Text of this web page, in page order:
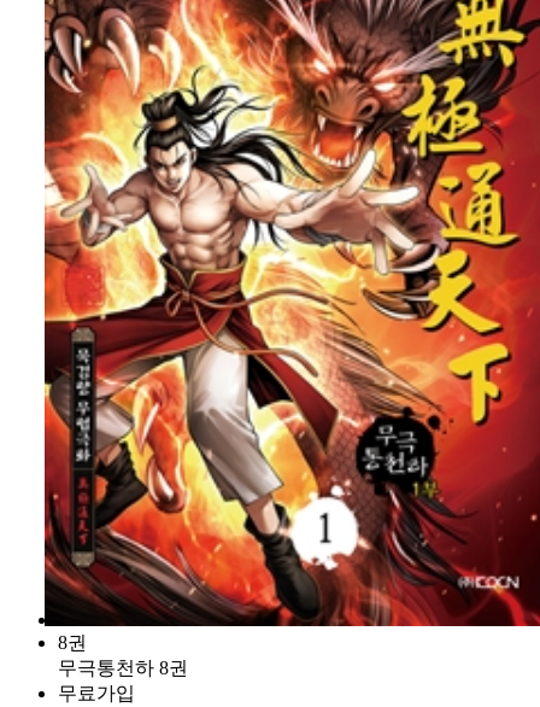
8권
무극통천하 8권
무료가입